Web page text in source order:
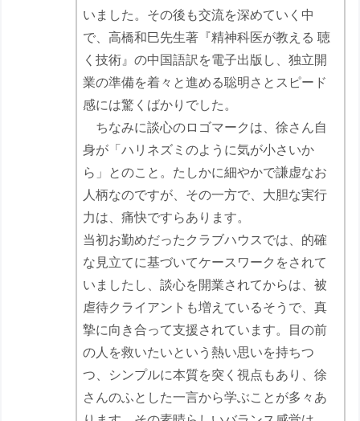
いました。その後も交流を深めていく中
で、高橋和巳先生著『精神科医が教える 聴
く技術』の中国語訳を電子出版し、独立開
業の準備を着々と進める聡明さとスピード
感には驚くばかりでした。
ちなみに談心のロゴマークは、徐さん自
身が「ハリネズミのように気が小さいか
ら」とのこと。たしかに細やかで謙虚なお
人柄なのですが、その一方で、大胆な実行
力は、痛快ですらあります。
当初お勤めだったクラブハウスでは、的確
な見立てに基づいてケースワークをされて
いましたし、談心を開業されてからは、被
虐待クライアントも増えているそうで、真
摯に向き合って支援されています。目の前
の人を救いたいという熱い思いを持ちつ
つ、シンプルに本質を突く視点もあり、徐
さんのふとした一言から学ぶことが多々あ